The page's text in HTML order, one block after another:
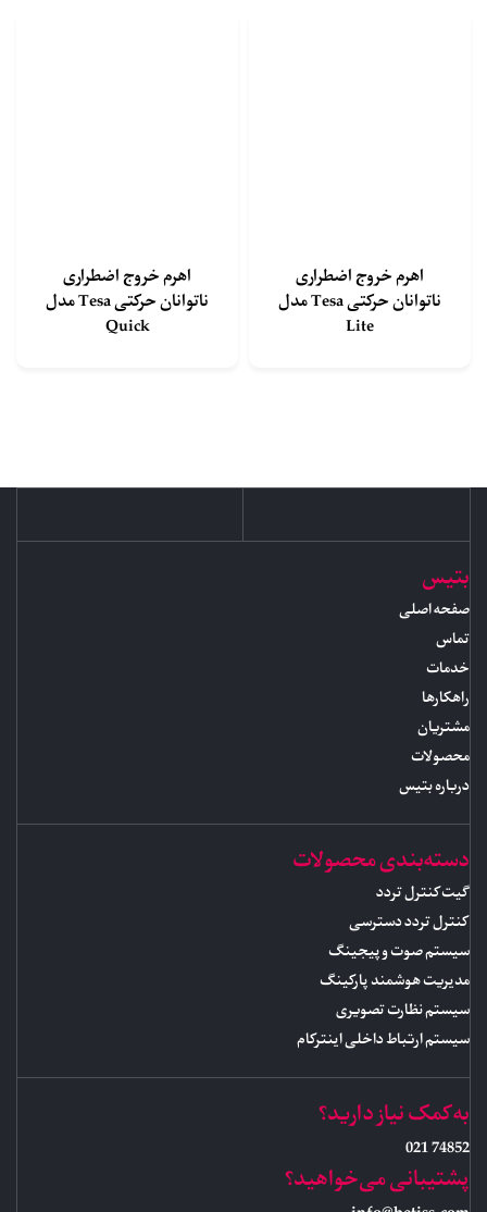
اهرم خروج اضطراری
ناتوانان حرکتی Tesa مدل
Lite
اهرم خروج اضطراری
ناتوانان حرکتی Tesa مدل
Quick
بتیس
صفحه اصلی
تماس
خدمات
راهکارها
مشتریان
محصولات
درباره بتیس
دسته‌بندی محصولات
گیت کنترل تردد
کنترل تردد دسترسی
سیستم صوت و پیجینگ
مدیریت هوشمند پارکینگ
سیستم نظارت تصویری
سیستم ارتباط داخلی اینترکام
به کمک نیاز دارید؟
74852 021
پشتیبانی می‌خواهید؟